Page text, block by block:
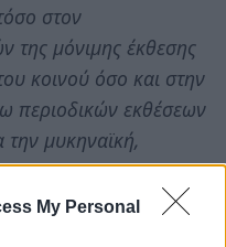
My Personal
στον
της μόνιμης έκθεσης
κοινού όσο και στην
περιοδικών εκθέσεων
μυκηναϊκή,
Πέντε αιώνες